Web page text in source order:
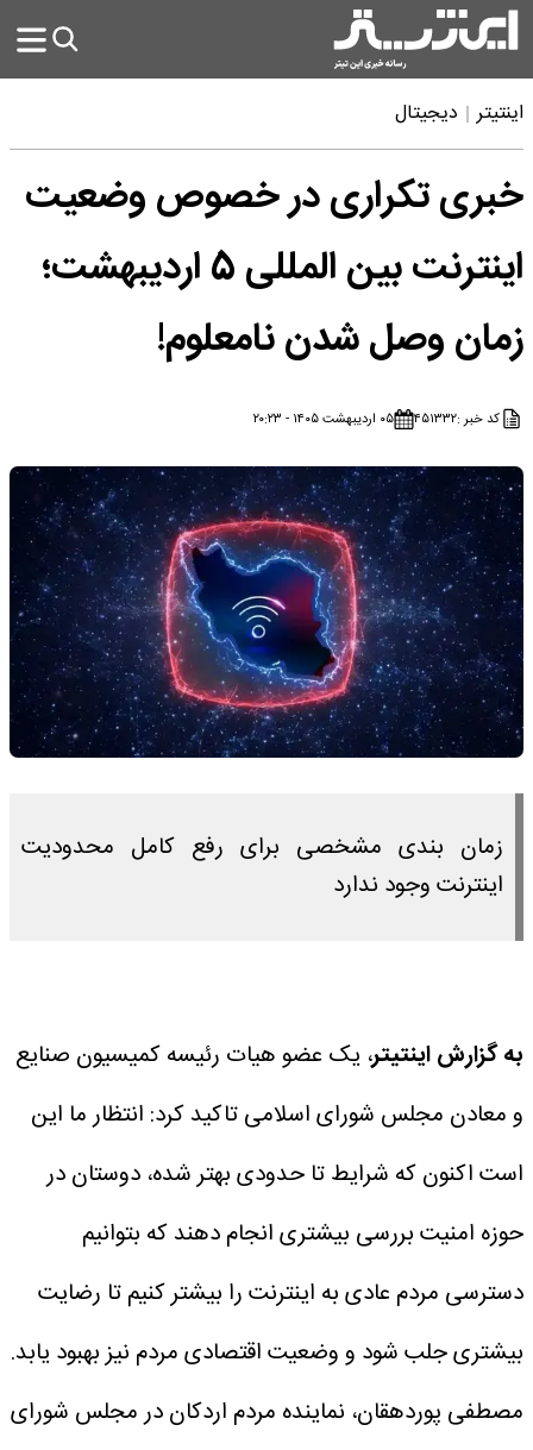
اینتیتر دیجیتال
خبری تکراری در خصوص وضعیت
اینترنت بین المللی 5 اردیبهشت؛
زمان وصل شدن نامعلوم!
کد خبر :۴۵۱۳۳۲ ۰۵ اردیبهشت ۱۴۰۵ - ۲۰:۲۳
زمان بندی مشخصی برای رفع کامل محدودیت
اینترنت وجود ندارد
به گزارش اینتیتر، یک عضو هیات رئیسه کمیسیون صنایع
و معادن مجلس شورای اسلامی تاکید کرد: انتظار ما این
است اکنون که شرایط تا حدودی بهتر شده، دوستان در
حوزه امنیت بررسی بیشتری انجام دهند که بتوانیم
دسترسی مردم عادی به اینترنت را بیشتر کنیم تا رضایت
بیشتری جلب شود و وضعیت اقتصادی مردم نیز بهبود یابد.
مصطفی پوردهقان، نماینده مردم اردکان در مجلس شورای